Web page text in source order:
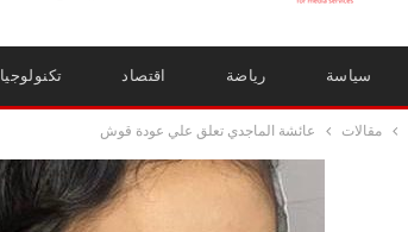
سياسة رياضة اقتصاد تكنولوجيا
مقالات عائشة الماجدي تعلق علي عودة قوش